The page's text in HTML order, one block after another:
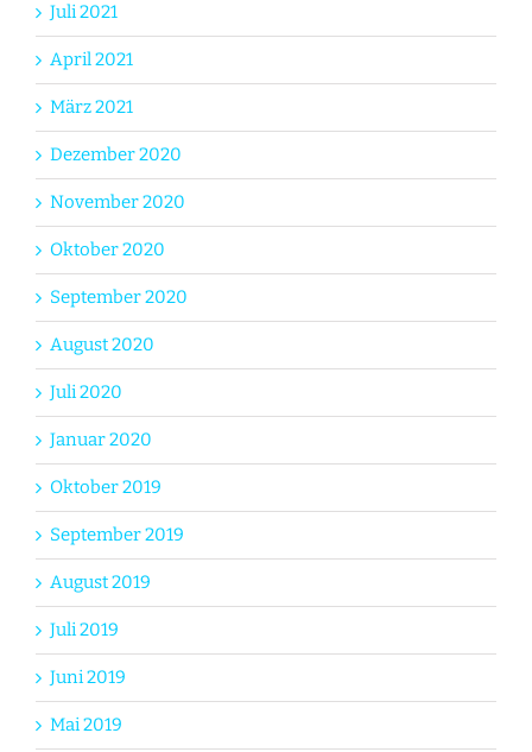
Juli 2021
April 2021
März 2021
Dezember 2020
November 2020
Oktober 2020
September 2020
August 2020
Juli 2020
Januar 2020
Oktober 2019
September 2019
August 2019
Juli 2019
Juni 2019
Mai 2019